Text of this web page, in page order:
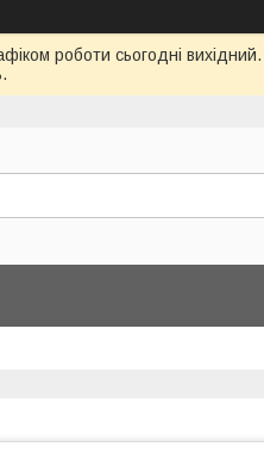
роботи сьогодні